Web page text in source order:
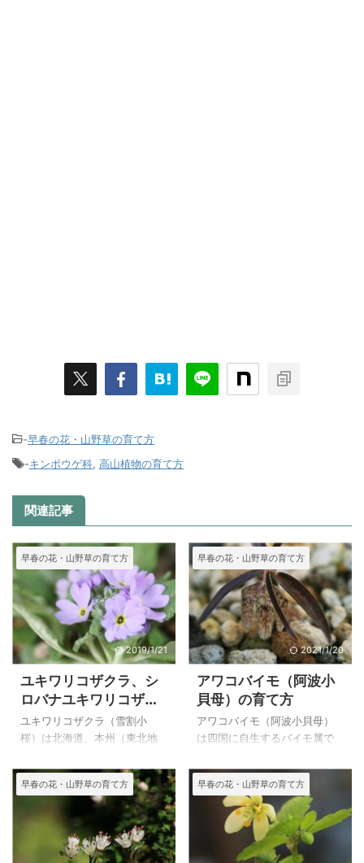
-早春の花・山野草の育て方
-キンポウゲ科, 高山植物の育て方
関連記事
早春の花・山野草の育て方
2019/1/21
ユキワリコザクラ、シ
ロバナユキワリコザク
ラの育て方｜ユキワリ
ソウ
ユキワリコザクラ（雪割小
桜）は北海道、本州（東北地
ユキワリソウの変種というこ
とです。ユキワリソウはユキ
ワリコザクラの種を播く前に
八方尾根で見たことがあり、
下に写真があります。 ユキワ
リコザクラは２００４年１月
早春の花・山野草の育て方
2021/1/20
アワコバイモ（阿波小
貝母）の育て方
アワコバイモ（阿波小貝母）
は四国に自生するバイモ属で
ることがないために、種から
殖やすほかはないので種がで
きるのを待っていたのです
が、自家受粉では種ができに
くいことを最近知りました。
早春の虫が少ないころに咲く
早春の花・山野草の育て方 早春の花・山野草の育て方